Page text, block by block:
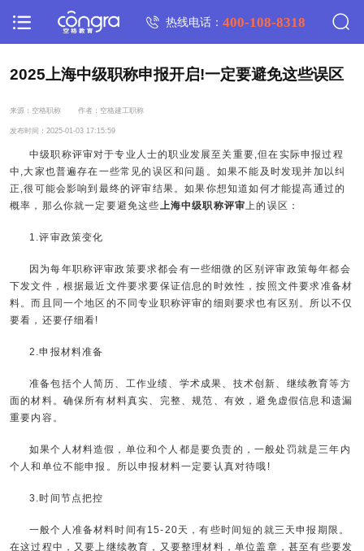
热线电话：400-108-8318
2025上海中级职称申报开启!一定要避免这些误区
来源：空格职称 作者：空格建工职称
发布时间：2025-01-03 17:15:59
中级职称评审对于专业人士的职业发展至关重要,但在实际申报过程
中,大家也普遍存在一些常见的误区和问题。如果不能及时发现并加以纠
正,很可能会影响到最终的评审结果。如果你想知道如何才能提高通过的
概率，那么你就一定要避免这些上海中级职称评审上的误区：
1.评审政策变化
因为每年职称评审政策要求都会有一些细微的区别评审政策每年都会
下发文件，根据最近文件要求要保证信息的时效性，按照文件要求准备材
料。而且同一个地区的不同专业职称评审的细则要求也有区别。所以不仅
要看，还要仔细看!
2.申报材料准备
准备包括个人简历、工作业绩、学术成果、技术创新、继续教育等方
面的材料。确保所有材料真实、完整、规范、有效，避免虚假信息和遗漏
重要内容。
如果个人材料造假，单位和个人都是要负责的，一般处罚就是三年内
个人和单位不能申报。所以申报材料一定要认真对待哦!
3.时间节点把控
一般个人准备材料时间有15-20天，有些时间短的就三天申报期限。
在这过程中，又要上继续教育，又要整理材料，单位盖章，甚至有些要发